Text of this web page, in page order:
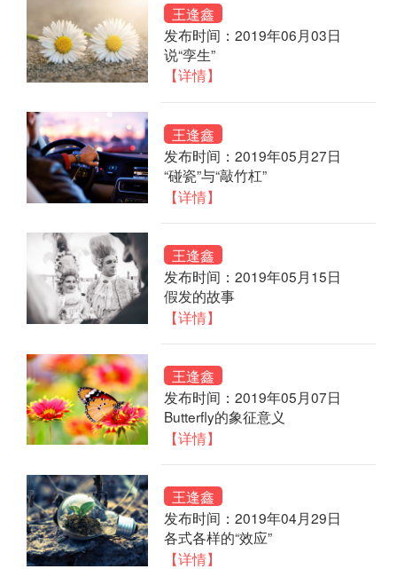
王逢鑫
发布时间：2019年06月03日
说“孪生”
【详情】
王逢鑫
发布时间：2019年05月27日
“碰瓷”与“敲竹杠”
【详情】
王逢鑫
发布时间：2019年05月15日
假发的故事
【详情】
王逢鑫
发布时间：2019年05月07日
Butterfly的象征意义
【详情】
王逢鑫
发布时间：2019年04月29日
各式各样的“效应”
【详情】